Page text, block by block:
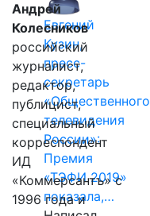
Евгений
Кузин,
пресс-
секретарь
«Общественного
телевидения
России»:
Премия
«ТЭФИ 2019»
показала,…
Андрей
Колесников
российский
журналист,
редактор,
публицист,
специальный
корреспондент
ИД
«Коммерсантъ» с
1996 года и